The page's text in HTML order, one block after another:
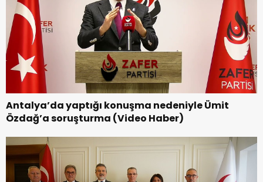
Antalya’da yaptığı konuşma nedeniyle Ümit
Özdağ’a soruşturma (Video Haber)